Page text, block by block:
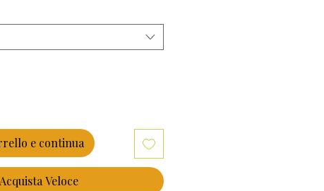
e continua
Acquista Veloce